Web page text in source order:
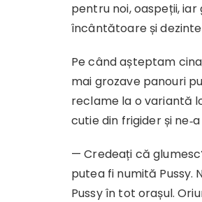
pentru noi, oaspeții,
încântătoare și
Pe când așteptam
mai grozave panouri
reclame la o variantă
cutie din frigider și
— Credeați că
putea fi numită Pussy.
Pussy în tot orașul.